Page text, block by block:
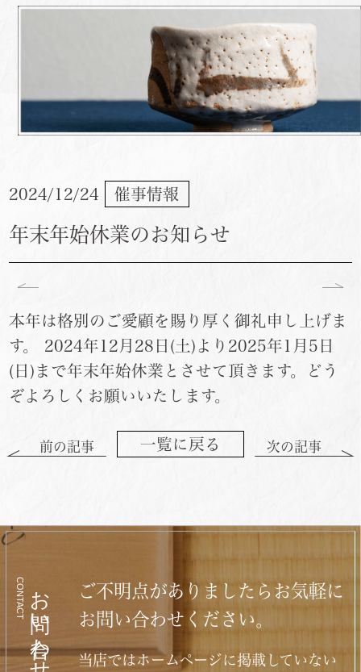
2024/12/24 催事情報
年末年始休業のお知らせ
本年は格別のご愛顧を賜り厚く御礼申し上げま
す。 2024年12月28日(土)より2025年1月5日
(日)まで年末年始休業とさせて頂きます。どう
ぞよろしくお願いいたします。
前の記事 一覧に戻る 次の記事
お問い合わせ
CONTACT
ご不明点がありましたらお気軽に
お問い合わせください。
当店ではホームページに掲載していない